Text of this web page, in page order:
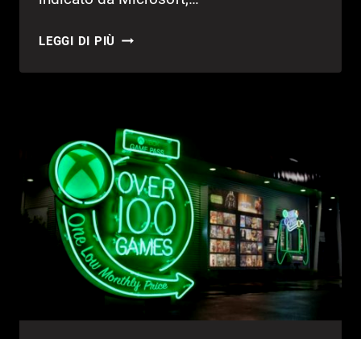
LEGGI DI PIÙ CRACKDOWN
PUBBLICATO
LANCIO